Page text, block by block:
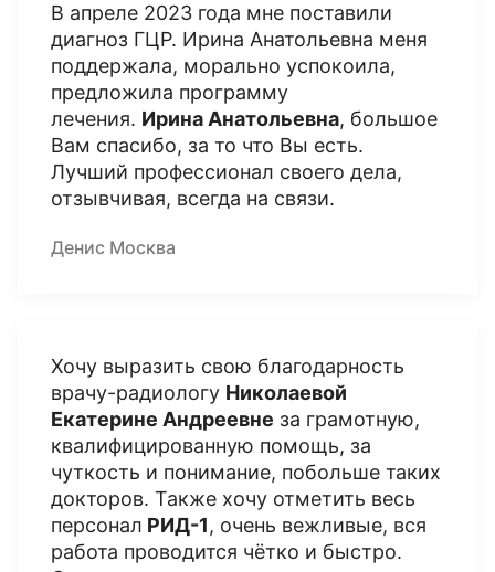
В апреле 2023 года мне поставили
диагноз ГЦР. Ирина Анатольевна меня
поддержала, морально успокоила,
предложила программу
лечения. Ирина Анатольевна, большое
Вам спасибо, за то что Вы есть.
Лучший профессионал своего дела,
отзывчивая, всегда на связи.
Денис Москва
Хочу выразить свою благодарность
врачу-радиологу Николаевой
Екатерине Андреевне за грамотную,
квалифицированную помощь, за
чуткость и понимание, побольше таких
докторов. Также хочу отметить весь
персонал РИД-1, очень вежливые, вся
работа проводится чётко и быстро.